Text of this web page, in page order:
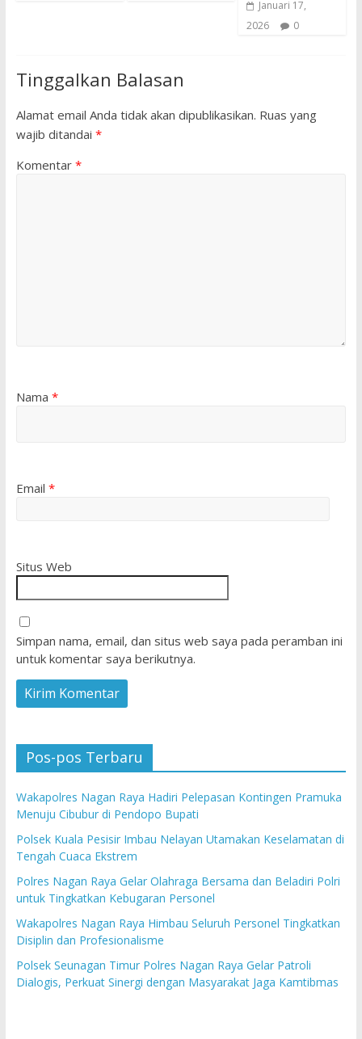
Januari 17,
2026
0
Tinggalkan Balasan
Alamat email Anda tidak akan dipublikasikan. Ruas yang
wajib ditandai *
Komentar *
Nama *
Email *
Situs Web
Simpan nama, email, dan situs web saya pada peramban ini
untuk komentar saya berikutnya.
Pos-pos Terbaru
Wakapolres Nagan Raya Hadiri Pelepasan Kontingen Pramuka
Menuju Cibubur di Pendopo Bupati
Polsek Kuala Pesisir Imbau Nelayan Utamakan Keselamatan di
Tengah Cuaca Ekstrem
Polres Nagan Raya Gelar Olahraga Bersama dan Beladiri Polri
untuk Tingkatkan Kebugaran Personel
Wakapolres Nagan Raya Himbau Seluruh Personel Tingkatkan
Disiplin dan Profesionalisme
Polsek Seunagan Timur Polres Nagan Raya Gelar Patroli
Dialogis, Perkuat Sinergi dengan Masyarakat Jaga Kamtibmas